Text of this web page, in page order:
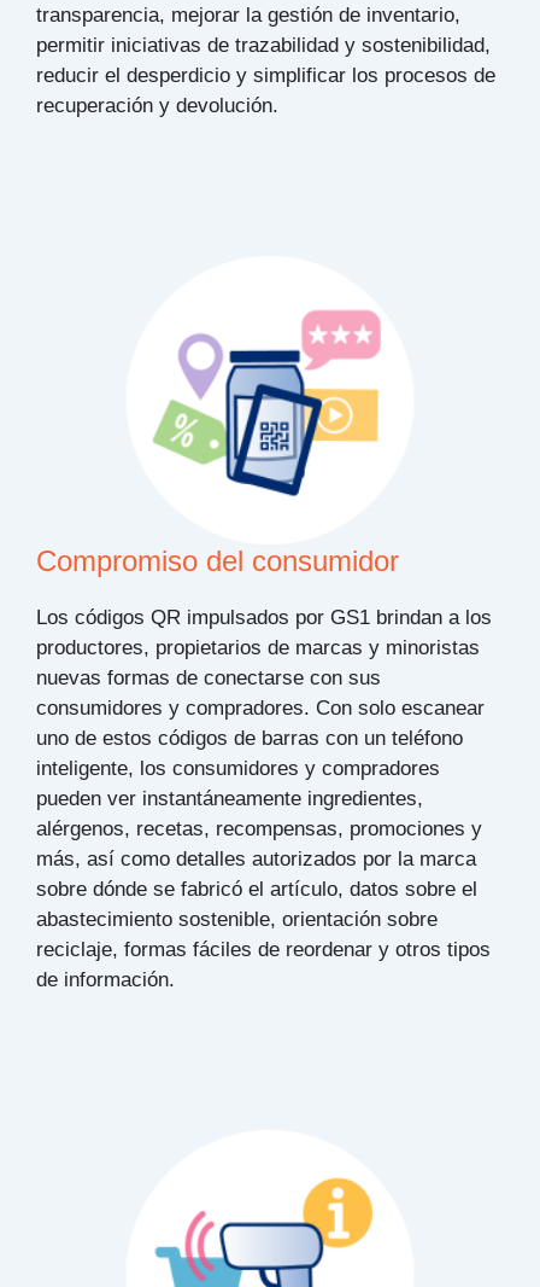
transparencia, mejorar la gestión de inventario,
permitir iniciativas de trazabilidad y sostenibilidad,
reducir el desperdicio y simplificar los procesos de
recuperación y devolución.
Compromiso del consumidor
Los códigos QR impulsados por GS1 brindan a los
productores, propietarios de marcas y minoristas
nuevas formas de conectarse con sus
consumidores y compradores. Con solo escanear
uno de estos códigos de barras con un teléfono
inteligente, los consumidores y compradores
pueden ver instantáneamente ingredientes,
alérgenos, recetas, recompensas, promociones y
más, así como detalles autorizados por la marca
sobre dónde se fabricó el artículo, datos sobre el
abastecimiento sostenible, orientación sobre
reciclaje, formas fáciles de reordenar y otros tipos
de información.